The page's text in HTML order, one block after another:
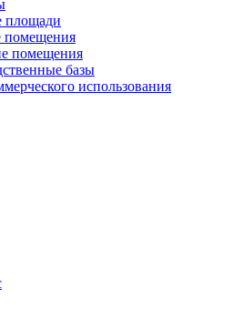
площади
помещения
базы
использования